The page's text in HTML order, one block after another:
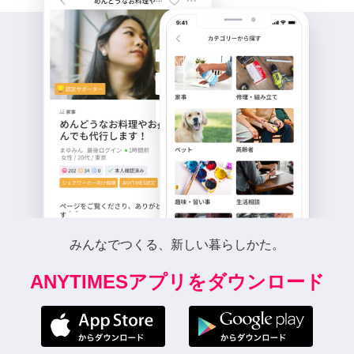
みんなでつくる、新しい暮らしかた。
ANYTIMESアプリをダウンロード